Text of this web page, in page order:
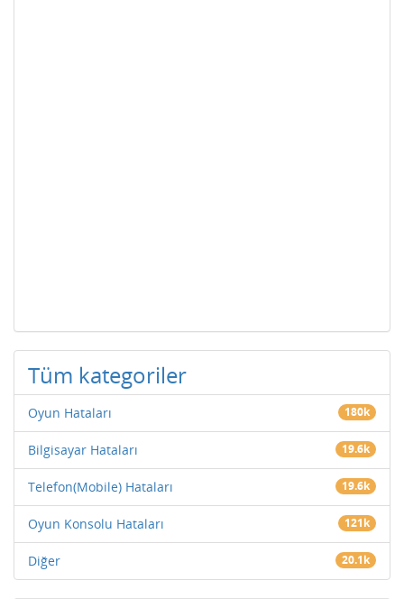
Tüm kategoriler
Oyun Hataları 180k
Bilgisayar Hataları 19.6k
Telefon(Mobile) Hataları 19.6k
Oyun Konsolu Hataları 121k
Diğer 20.1k